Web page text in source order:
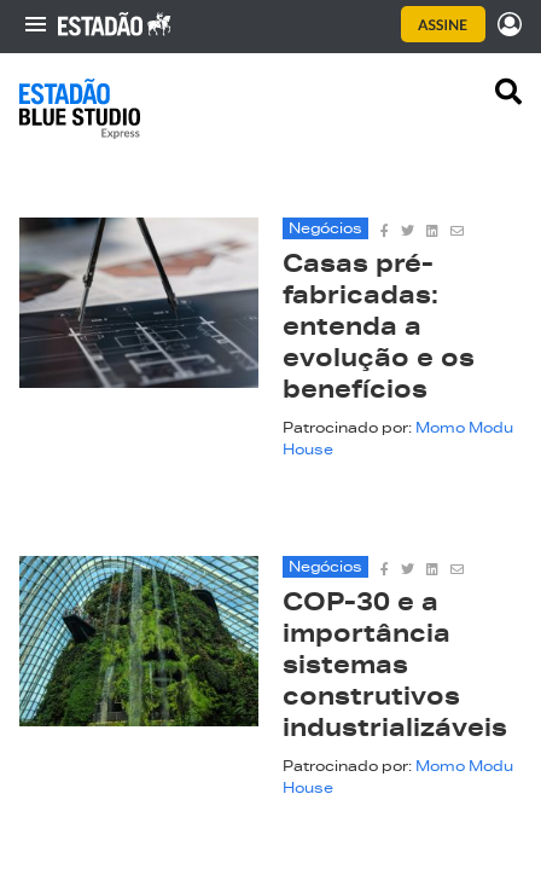
Negócios
Casas pré-
fabricadas:
entenda a
evolução e os
benefícios
Patrocinado por: Momo Modu
House
Negócios
COP-30 e a
importância
sistemas
construtivos
industrializáveis
Patrocinado por: Momo Modu
House